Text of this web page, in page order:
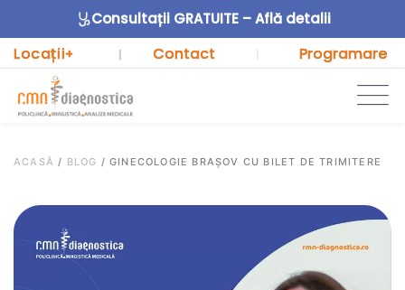
Consultații GRATUITE – Află detalii
Locații+ | Contact Programare
ACASĂ / BLOG /GINECOLOGIE BRAȘOV CU BILET DE TRIMITERE